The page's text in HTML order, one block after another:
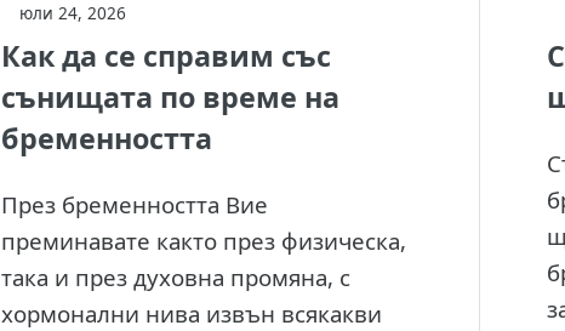
юли 24, 2026
Как да се справим със
сънищата по време на
бременността
През бременността Вие
преминавате както през физическа,
така и през духовна промяна, с
хормонални нива извън всякакви